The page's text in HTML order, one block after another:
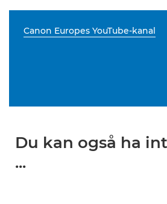
Canon Europes YouTube-kanal
Du kan også ha
...